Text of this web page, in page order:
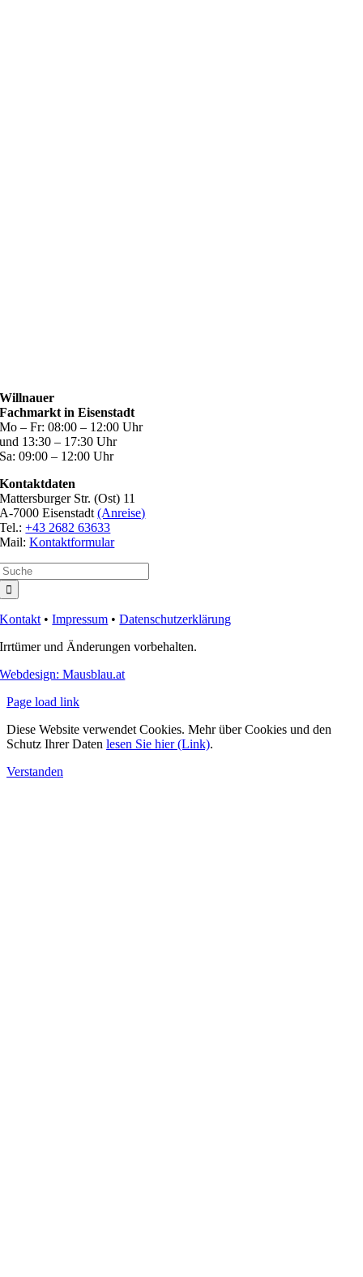
Will­nauer
Fach­markt in Eisenstadt
Mo – Fr: 08:00 – 12:00 Uhr
und 13:30 – 17:30 Uhr
Sa: 09:00 – 12:00 Uhr
Kon­takt­da­ten
Mat­ters­bur­ger Str. (Ost) 11
A-7000 Eisen­stadt(Anreise)
Tel.:+43 2682 63633
Mail:Kon­takt­for­mu­lar
Kon­takt •Impres­sum •Daten­schutz­er­klä­rung
Irr­tü­mer und Ände­run­gen vorbehalten.
Web­de­sign: Mausblau.at
Page load link
Diese Website verwendet Cookies. Mehr über Cookies und den
Schutz Ihrer Daten lesen Sie hier (Link).
Verstanden